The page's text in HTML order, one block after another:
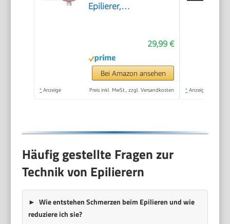
Epilierer,
29,99 €
Bei Amazon ansehen
* Anzeige Preis inkl. MwSt., zzgl. Versandkosten * Anzeige
Häufig gestellte Fragen zur
Technik von Epilierern
Wie entstehen Schmerzen beim Epilieren und wie
reduziere ich sie?